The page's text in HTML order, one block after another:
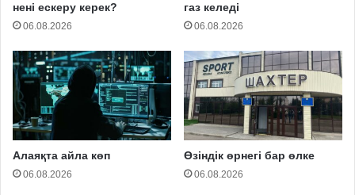
нені ескеру керек?
06.08.2026
газ келеді
06.08.2026
Алаяқта айла көп
06.08.2026
Өзіндік өрнегі бар өлке
06.08.2026